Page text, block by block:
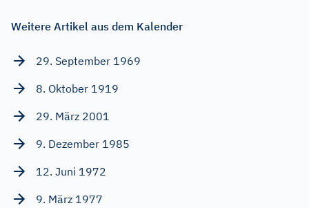
Weitere Artikel aus dem Kalender
29. September 1969
8. Oktober 1919
29. März 2001
9. Dezember 1985
12. Juni 1972
9. März 1977